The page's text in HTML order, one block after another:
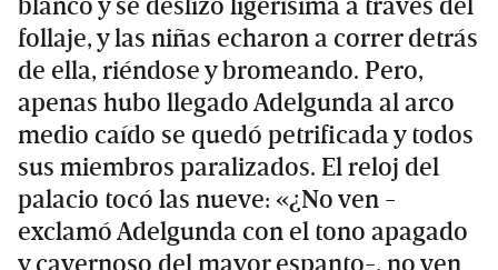
blanco y se deslizó ligerísima a través del
follaje, y las niñas echaron a correr detrás
de ella, riéndose y bromeando. Pero,
apenas hubo llegado Adelgunda al arco
medio caído se quedó petrificada y todos
sus miembros paralizados. El reloj del
palacio tocó las nueve: «¿No ven -
exclamó Adelgunda con el tono apagado